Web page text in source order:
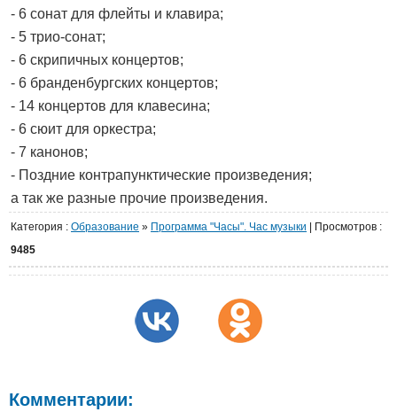
- 6 сонат для флейты и клавира;
- 5 трио-сонат;
- 6 скрипичных концертов;
- 6 бранденбургских концертов;
- 14 концертов для клавесина;
- 6 сюит для оркестра;
- 7 канонов;
- Поздние контрапунктические произведения;
а так же разные прочие произведения.
Категория : Образование » Программа "Часы". Час музыки Просмотров :
9485
Комментарии: